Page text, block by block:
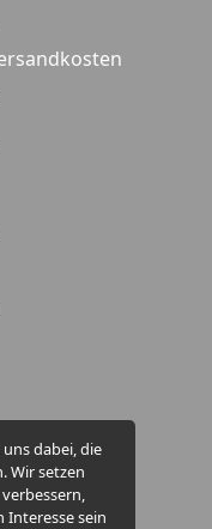
dabei, die
Wir setzen
Interesse sein